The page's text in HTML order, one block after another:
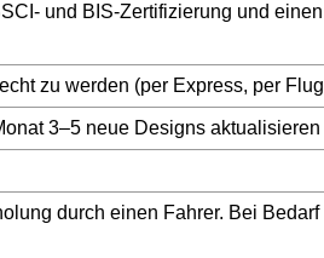
und BIS-Zertifizierung und
zu werden (per Express, per
3–5 neue Designs aktualisieren
durch einen Fahrer. Bei